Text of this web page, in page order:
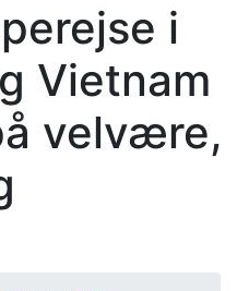
i
Vietnam
velvære,